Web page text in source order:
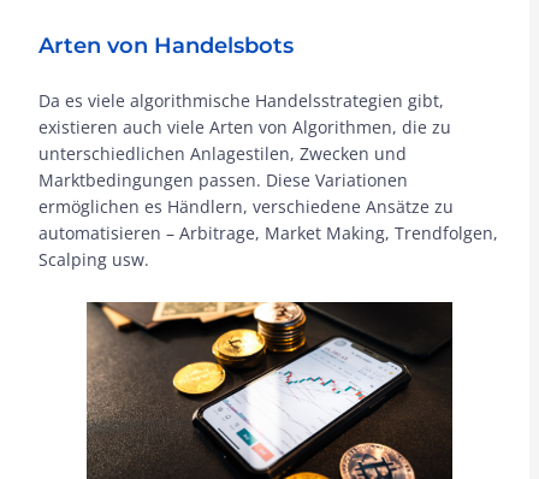
Arten von Handelsbots
Da es viele algorithmische Handelsstrategien gibt,
existieren auch viele Arten von Algorithmen, die zu
unterschiedlichen Anlagestilen, Zwecken und
Marktbedingungen passen. Diese Variationen
ermöglichen es Händlern, verschiedene Ansätze zu
automatisieren – Arbitrage, Market Making, Trendfolgen,
Scalping usw.